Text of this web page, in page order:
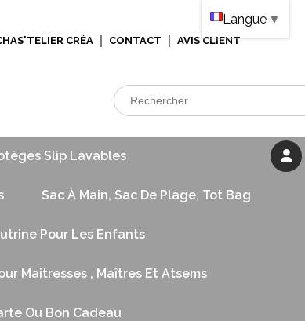
CRÉA CONTACT AVIS CLIENT
Slip Lavables
Sac À Main, Sac De Plage, Tot Bag
Pour Les Enfants
Maitresses , Maîtres Et Atsems
Ou Bon Cadeau
Langue ▼